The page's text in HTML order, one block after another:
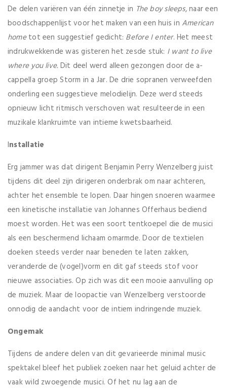
De delen variëren van één zinnetje in The boy sleeps, naar een
boodschappenlijst voor het maken van een huis inAmerican
hometot een suggestief gedicht: Before I enter. Het meest
indrukwekkende was gisteren het zesde stuk: I want to live
where you live. Dit deel werd alleen gezongen door de a-
cappella groep Storm in a Jar. De drie sopranen verweefden
onderling een suggestieve melodielijn. Deze werd steeds
opnieuw licht ritmisch verschoven wat resulteerde in een
muzikale klankruimte van intieme kwetsbaarheid.
Installatie
Erg jammer was dat dirigent Benjamin Perry Wenzelberg juist
tijdens dit deel zijn dirigeren onderbrak om naar achteren,
achter het ensemble te lopen. Daar hingen snoeren waarmee
een kinetische installatie van Johannes Offerhaus bediend
moest worden. Het was een soort tentkoepel die de musici
als een beschermend lichaam omarmde. Door de textielen
doeken steeds verder naar beneden te laten zakken,
veranderde de (vogel)vorm en dit gaf steeds stof voor
nieuwe associaties. Op zich was dit een mooie aanvulling op
de muziek. Maar de loopactie van Wenzelberg verstoorde
onnodig de aandacht voor de intiem indringende muziek.
Ongemak
Tijdens de andere delen van dit gevarieerde minimal music
spektakel bleef het publiek zoeken naar het geluid achter de
vaak wild zwoegende musici. Of het nu lag aan de